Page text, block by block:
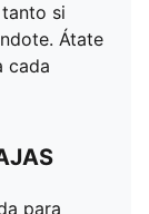
si
Átate
cada
para